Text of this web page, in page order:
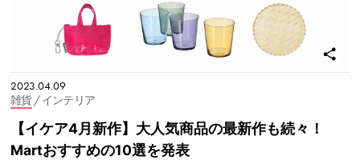
2023.04.09
雑貨/ インテリア
【イケア4月新作】大人気商品の最新作も続々！
Martおすすめの10選を発表